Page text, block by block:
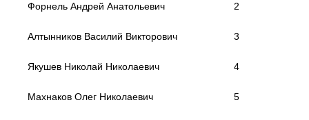
Форнель Андрей Анатольевич 2
Алтынников Василий Викторович 3
Якушев Николай Николаевич 4
Махнаков Олег Николаевич 5